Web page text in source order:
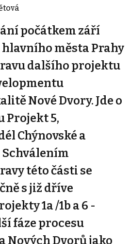
počátkem září
města Prahy
dalšího projektu
Nové Dvory. Jde o
Projekt 5,
Chýnovské a
Schválením
této části se
s již dříve
1a /1b a 6 -
fáze procesu
Nových Dvorů jako